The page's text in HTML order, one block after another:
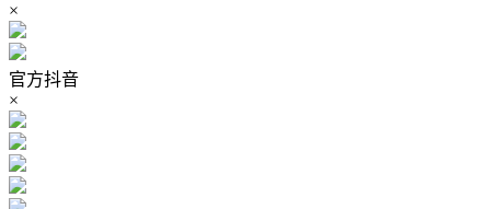
×
官方抖音
×